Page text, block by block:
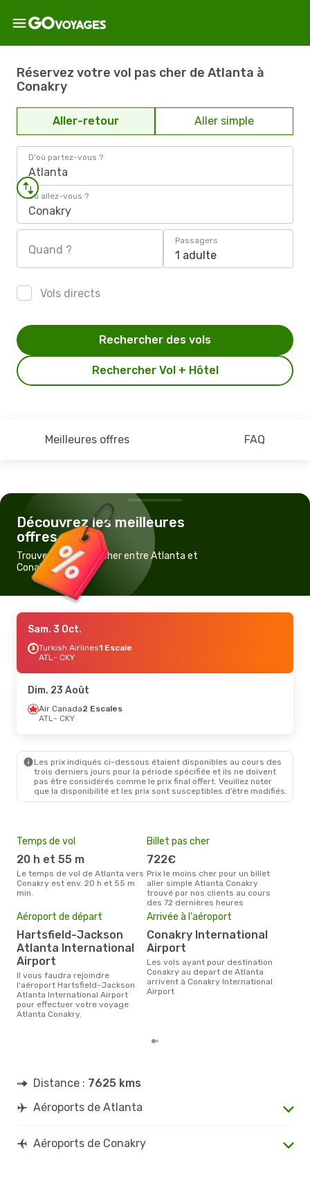
Réservez votre vol pas cher de Atlanta à
Conakry
Aller-retour Aller simple
D'où partez-vous ?
Atlanta
Où allez-vous ?
Conakry
Quand ?
Passagers
1 adulte
Vols directs
Rechercher Vol + Hôtel
Rechercher des vols
Meilleures offres FAQ
Découvrez les meilleures
offres
Trouvez un vol pas cher entre Atlanta et
Conakry
Sam. 3 Oct.
Turkish Airlines1 Escale
ATL- CKY
Dim. 23 Août
Air Canada2 Escales
ATL- CKY
Les prix indiqués ci-dessous étaient disponibles au cours des
trois derniers jours pour la période spécifiée et ils ne doivent
pas être considérés comme le prix final offert. Veuillez noter
que la disponibilité et les prix sont susceptibles d’être modifiés.
Temps de vol
20 h et 55 m
Le temps de vol de Atlanta vers
Conakry est env. 20 h et 55 m
min.
Billet pas cher
722€
Prix le moins cher pour un billet
aller simple Atlanta Conakry
trouvé par nos clients au cours
des 72 dernières heures
Aéroport de départ
Hartsfield-Jackson
Atlanta International
Airport
Il vous faudra rejoindre
l'aéroport Hartsfield-Jackson
Atlanta International Airport
pour effectuer votre voyage
Atlanta Conakry.
Arrivée à l'aéroport
Conakry International
Airport
Les vols ayant pour destination
Conakry au depart de Atlanta
arrivent à Conakry International
Airport
Distance : 7625 kms
Aéroports de Atlanta
Aéroports de Conakry